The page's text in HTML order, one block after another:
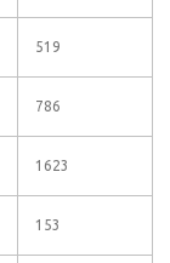
519
786
1623
153